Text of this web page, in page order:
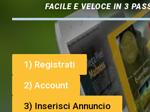
FACILE E VELOCE IN 3
1) Registrati
2) Account
3) Inserisci Annuncio